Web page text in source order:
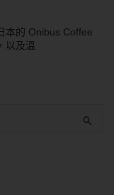
本的 Onibus Coffee
以及溫